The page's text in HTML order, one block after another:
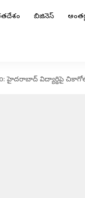
బిజినెస్
హైదరాబాద్ విద్యార్థిపై